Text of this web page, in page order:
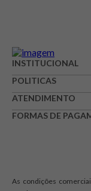
Avalie o
★★★
Seu nome
INSTITUCIONAL
POLITICAS
ATENDIMENTO
FORMAS DE
As condições